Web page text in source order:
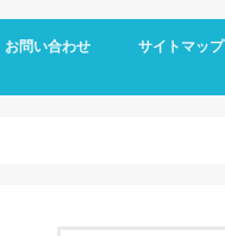
お問い合わせ サイトマップ